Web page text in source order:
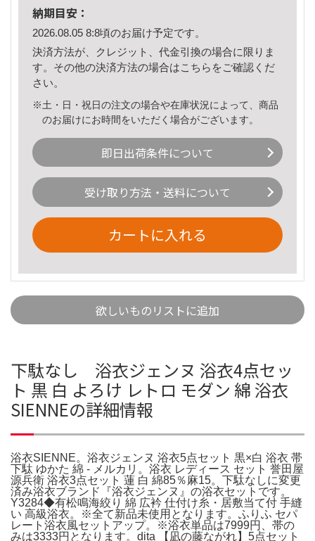
納期目安：
2026.08.05 8:8頃のお届け予定です。
決済方法が、クレジット、代金引換の場合に限りま
す。その他の決済方法の場合はこちら をご確認くだ
さい。
※土・日・祝日の注文の場合や在庫状況によって、商品
のお届けにお時間をいただく場合がございます。
即日出荷条件について
受け取り方法・送料について
カートに入れる
欲しいものリストに追加
下駄なし 浴衣ジェンヌ 浴衣4点セッ
ト 黒 白 よろけ レトロ モダン 綿 浴衣
SIENNEの詳細情報
浴衣SIENNE。浴衣ジェンヌ 浴衣5点セット 黒×白 浴衣 帯
下駄 ゆかた 綿 - メルカリ。浴衣 レディース セット 誉田屋
源兵衛 浴衣3点セット 蓮 白 綿85％麻15。下駄なしに変更
済み浴衣ブランド『浴衣ジェンヌ』の浴衣セットです。
Y3284◆有松鳴海絞り 綿 広衿 仕付け糸・居敷当て付 手縫
い 高級浴衣。※全て新品未使用となります。ふりふ セパ
レート浴衣風セットアップ。※浴衣単品は7999円、帯の
みは3333円となります。dita 【凪の藤ながれ】5点セット